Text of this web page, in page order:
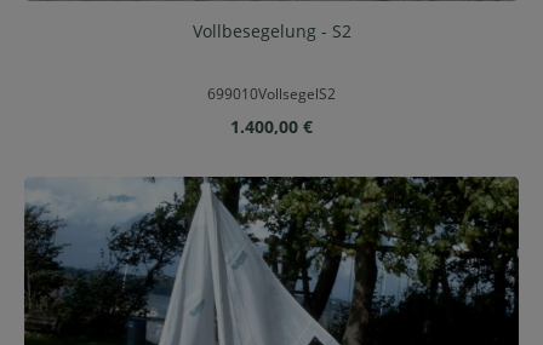
Vollbesegelung - S2
699010VollsegelS2
Regulärer Preis:
1.400,00 €